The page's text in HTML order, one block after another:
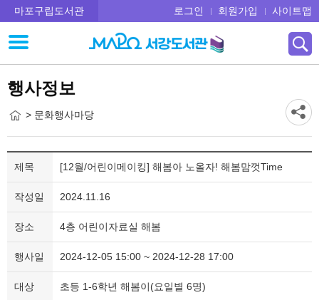
마포구립도서관 로그인 회원가입 사이트맵
행사정보
> 문화행사마당
제목 [12월/어린이메이킹] 해봄아 노올자! 해봄맘껏Time
작성일 2024.11.16
장소 4층 어린이자료실 해봄
행사일 2024-12-05 15:00 ~ 2024-12-28 17:00
대상 초등 1-6학년 해봄이(요일별 6명)